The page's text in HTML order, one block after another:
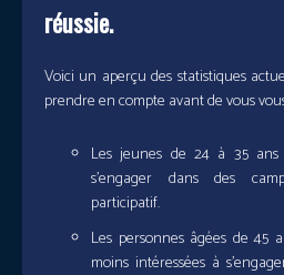
réussie.
Voici un aperçu des statistiques
prendre en compte avant de vous
Les jeunes de 24 à 35 ans
s’engager dans des
participatif.
Les personnes âgées de 45
moins intéressées à